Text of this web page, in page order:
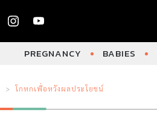
PREGNANCY BABIES
โกหกเพื่อหวังผลประโยชน์